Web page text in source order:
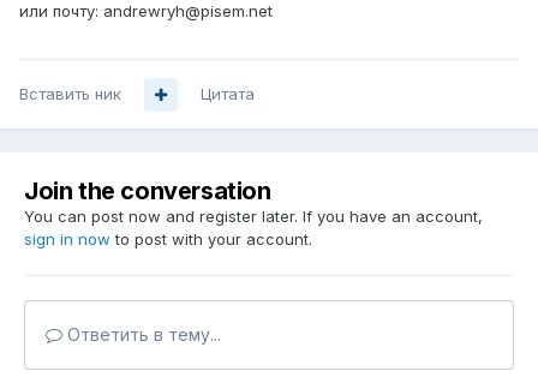
или почту: andrewryh@pisem.net
Вставить ник Цитата
Join the conversation
You can post now and register later. If you have an account,
sign in now to post with your account.
Ответить в тему...